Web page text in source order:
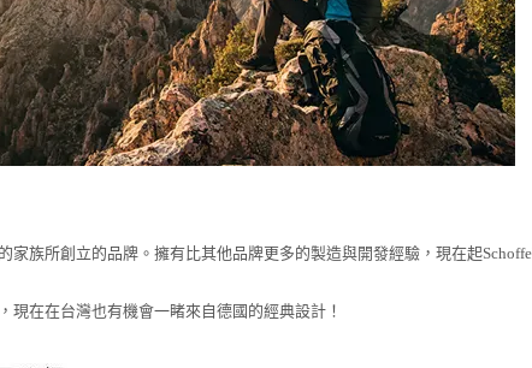
家族所創立的品牌。擁有比其他品牌更多的製造與開發經驗，現在起
現在在台灣也有機會一睹來自德國的經典設計！